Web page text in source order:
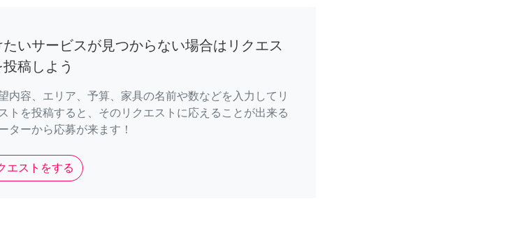
たいサービスが見つからない場合はリクエス
投稿しよう
内容、エリア、予算、家具の名前や数などを入力してリ
トを投稿すると、そのリクエストに応えることが出来る
ターから応募が来ます！
エストをする